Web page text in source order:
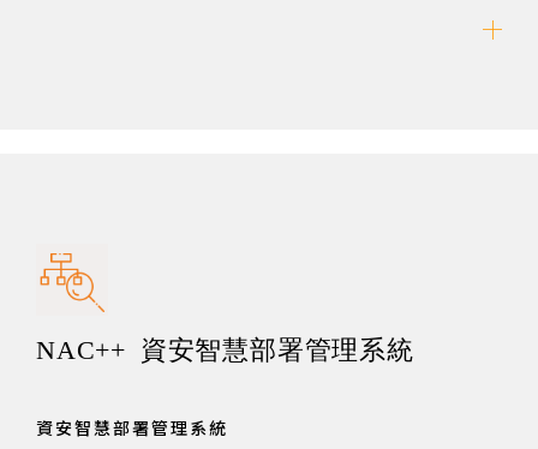
NAC++ 資安智慧部署管理系統
資安智慧部署管理系統